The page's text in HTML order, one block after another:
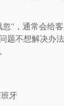
”，通常会给
题不想解决办
牙